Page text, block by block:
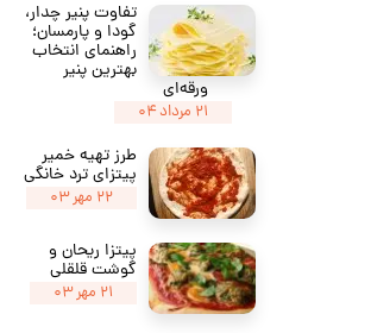
تفاوت پنیر چدار،
گودا و پارمسان؛
راهنمای انتخاب
بهترین پنیر
ورقه‌ای
۲۱ مرداد ۰۴
طرز تهیه خمیر
پیتزای ترد خانگی
۲۲ مهر ۰۳
پیتزا ریحان و
گوشت قلقلی
۲۱ مهر ۰۳